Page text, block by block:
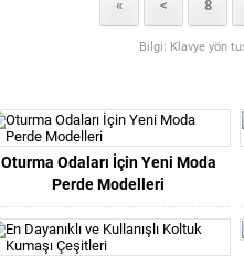
« < 8
Bilgi: Klavye yön
Oturma Odaları İçin Yeni Moda
Perde Modelleri